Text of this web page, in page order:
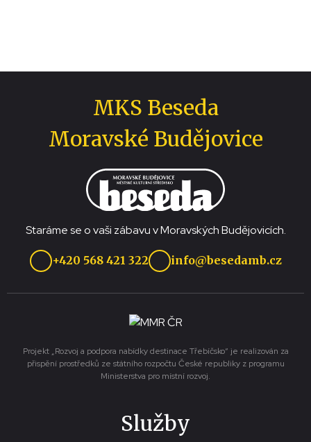
MKS Beseda
Moravské Budějovice
Staráme se o vaši zábavu v Moravských Budějovicích.
+420 568 421 322 info@besedamb.cz
Projekt „Rozvoj a podpora nabídky destinace Třebíčsko“ je realizován za
přispění prostředků ze státního rozpočtu České republiky z programu
Ministerstva pro místní rozvoj.
Služby